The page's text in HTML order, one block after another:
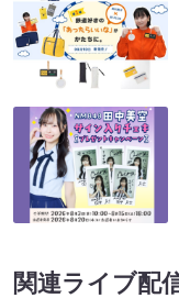
関連ライブ配